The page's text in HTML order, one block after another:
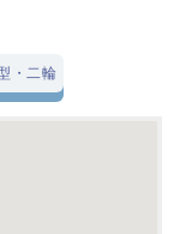
・二輪